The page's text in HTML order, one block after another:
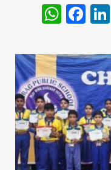
W
at
s
A
p
p
F
c
e
b
o
o
k